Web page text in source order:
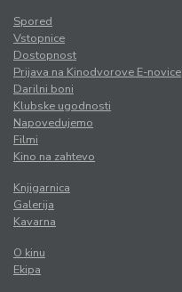
Spored
Vstopnice
Dostopnost
Prijava na Kinodvorove E-novice
Darilni boni
Klubske ugodnosti
Napovedujemo
Filmi
Kino na zahtevo
Knjigarnica
Galerija
Kavarna
O kinu
Ekipa